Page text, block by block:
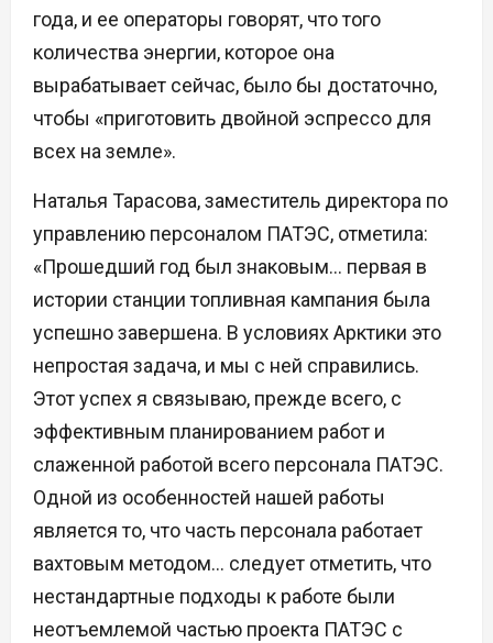
года, и ее операторы говорят, что того
количества энергии, которое она
вырабатывает сейчас, было бы достаточно,
чтобы «приготовить двойной эспрессо для
всех на земле».
Наталья Тарасова, заместитель директора по
управлению персоналом ПАТЭС, отметила:
«Прошедший год был знаковым… первая в
истории станции топливная кампания была
успешно завершена. В условиях Арктики это
непростая задача, и мы с ней справились.
Этот успех я связываю, прежде всего, с
эффективным планированием работ и
слаженной работой всего персонала ПАТЭС.
Одной из особенностей нашей работы
является то, что часть персонала работает
вахтовым методом… следует отметить, что
нестандартные подходы к работе были
неотъемлемой частью проекта ПАТЭС с